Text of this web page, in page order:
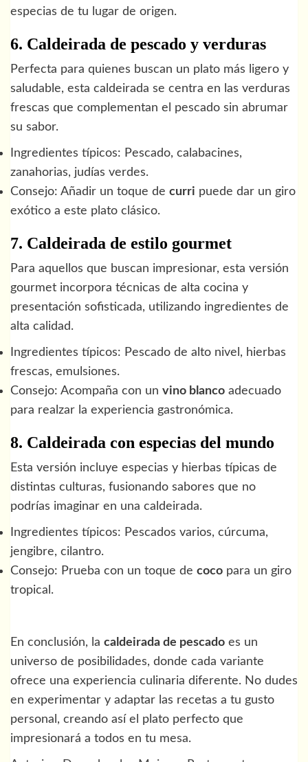
especias de tu lugar de origen.
6. Caldeirada de pescado y verduras
Perfecta para quienes buscan un plato más ligero y
saludable, esta caldeirada se centra en las verduras
frescas que complementan el pescado sin abrumar
su sabor.
Ingredientes típicos: Pescado, calabacines,
zanahorias, judías verdes.
Consejo: Añadir un toque de curri puede dar un giro
exótico a este plato clásico.
7. Caldeirada de estilo gourmet
Para aquellos que buscan impresionar, esta versión
gourmet incorpora técnicas de alta cocina y
presentación sofisticada, utilizando ingredientes de
alta calidad.
Ingredientes típicos: Pescado de alto nivel, hierbas
frescas, emulsiones.
Consejo: Acompaña con un vino blanco adecuado
para realzar la experiencia gastronómica.
8. Caldeirada con especias del mundo
Esta versión incluye especias y hierbas típicas de
distintas culturas, fusionando sabores que no
podrías imaginar en una caldeirada.
Ingredientes típicos: Pescados varios, cúrcuma,
jengibre, cilantro.
Consejo: Prueba con un toque de coco para un giro
tropical.
En conclusión, la caldeirada de pescado es un
universo de posibilidades, donde cada variante
ofrece una experiencia culinaria diferente. No dudes
en experimentar y adaptar las recetas a tu gusto
personal, creando así el plato perfecto que
impresionará a todos en tu mesa.